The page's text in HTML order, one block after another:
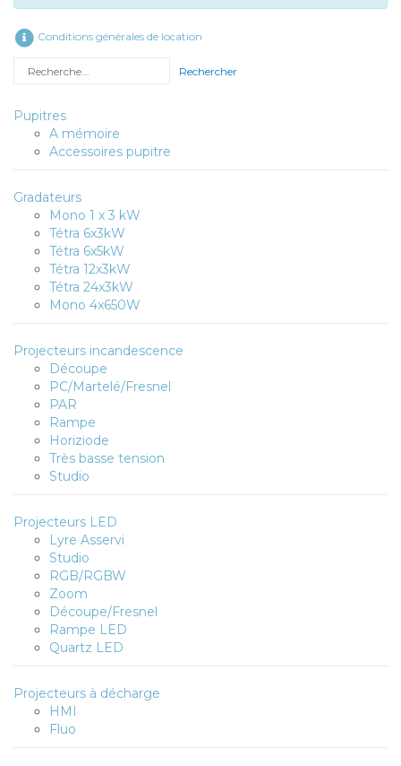
Conditions générales de location
Rechercher
Pupitres
A mémoire
Accessoires pupitre
Gradateurs
Mono 1 x 3 kW
Tétra 6x3kW
Tétra 6x5kW
Tétra 12x3kW
Tétra 24x3kW
Mono 4x650W
Projecteurs incandescence
Découpe
PC/Martelé/Fresnel
PAR
Rampe
Horiziode
Très basse tension
Studio
Projecteurs LED
Lyre Asservi
Studio
RGB/RGBW
Zoom
Découpe/Fresnel
Rampe LED
Quartz LED
Projecteurs à décharge
HMI
Fluo